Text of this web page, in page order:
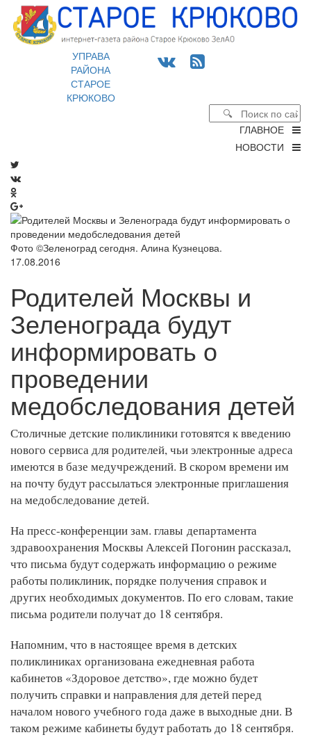
УПРАВА
РАЙОНА
СТАРОЕ
КРЮКОВО
ГЛАВНОЕ
НОВОСТИ
Фото ©Зеленоград сегодня. Алина Кузнецова.
17.08.2016
Родителей Москвы и
Зеленограда будут
информировать о
проведении
медобследования детей
Столичные детские поликлиники готовятся к введению
нового сервиса для родителей, чьи электронные адреса
имеются в базе медучреждений. В скором времени им
на почту будут рассылаться электронные приглашения
на медобследование детей.
На пресс-конференции зам. главы департамента
здравоохранения Москвы Алексей Погонин рассказал,
что письма будут содержать информацию о режиме
работы поликлиник, порядке получения справок и
других необходимых документов. По его словам, такие
письма родители получат до 18 сентября.
Напомним, что в настоящее время в детских
поликлиниках организована ежедневная работа
кабинетов «Здоровое детство», где можно будет
получить справки и направления для детей перед
началом нового учебного года даже в выходные дни. В
таком режиме кабинеты будут работать до 18 сентября.